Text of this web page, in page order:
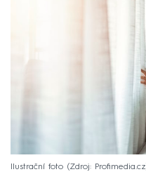
Ilustrační foto Zdroj: Profimedia.cz